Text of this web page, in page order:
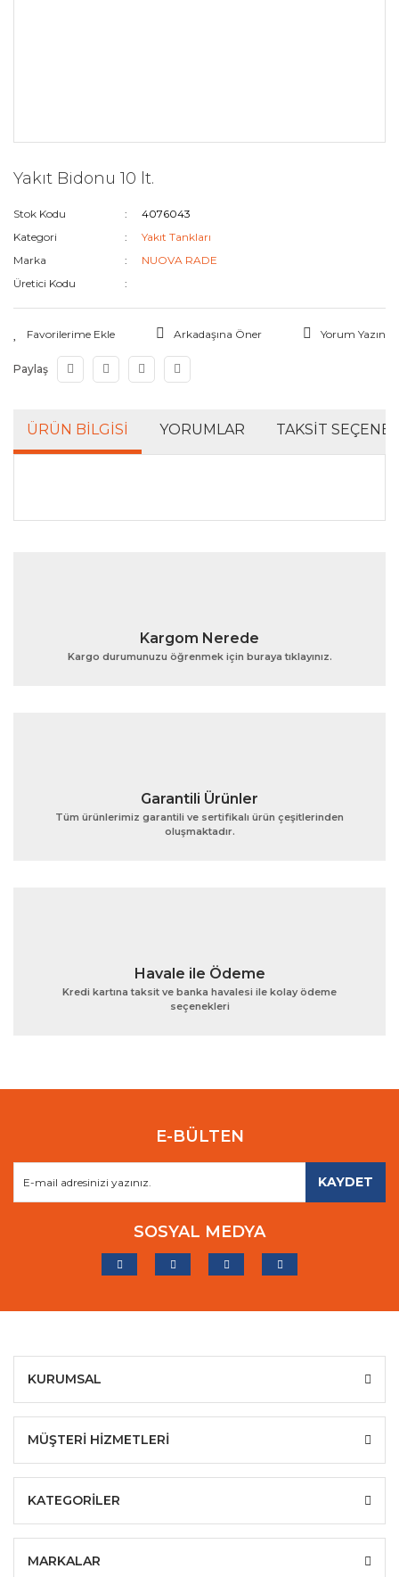
Yakıt Bidonu 10 lt.
Stok Kodu
4076043
Kategori
Yakıt Tankları
Marka
NUOVA RADE
Üretici Kodu
Arkadaşına Öner Yorum Yazın
Paylaş
ÜRÜN BILGISI YORUMLAR TAKSIT
Bu ürünün fiyat bilgisi, resim, ürün açıklamalarında ve
Ürün açıklamasında eksik bilgiler bulunuyor.
Gönder
Kargom Nerede
Kargo durumunuzu öğrenmek için buraya tıklayınız.
Garantili Ürünler
Tüm ürünlerimiz garantili ve sertifikalı ürün çeşitlerinden
oluşmaktadır.
Havale ile Ödeme
Kredi kartına taksit ve banka havalesi ile kolay ödeme
seçenekleri
E-BÜLTEN
KAYDET
SOSYAL MEDYA
KURUMSAL
MÜŞTERİ HİZMETLERİ
KATEGORİLER
MARKALAR